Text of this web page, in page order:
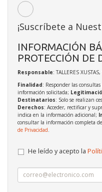
¡Suscríbete a
INFORMACIÓN
PROTECCIÓN DE
Responsable: TALLERES XUSTAS,
Finalidad: Responder las
información solicitada;
Destinatarios: Solo se realizan
Derechos: Acceder, rectificar y
indica en la información adicional;
consultar la información completa
de Privacidad
He leído y acepto la